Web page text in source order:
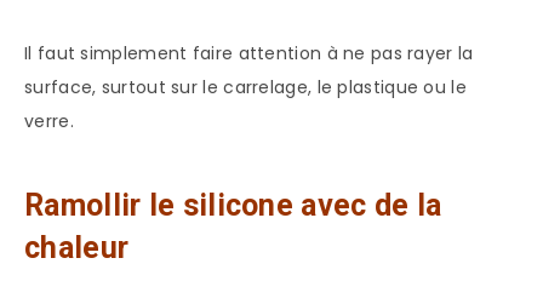
Il faut simplement faire attention à ne pas rayer la
surface, surtout sur le carrelage, le plastique ou le
verre.
Ramollir le silicone avec de la
chaleur